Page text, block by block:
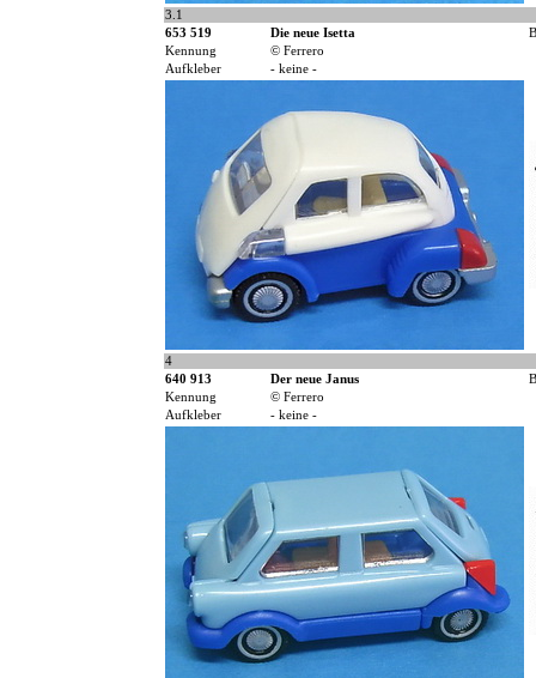
3.1
653 519
Die neue Isetta
Kennung
© Ferrero
Aufkleber
- keine -
4
640 913
Der neue Janus
Kennung
© Ferrero
Aufkleber
- keine -